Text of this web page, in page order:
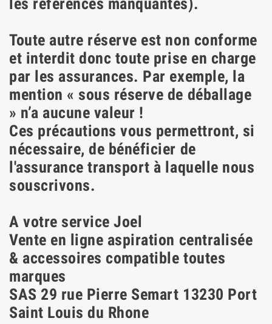
les références manquantes).
Toute autre réserve est non conforme
et interdit donc toute prise en charge
par les assurances. Par exemple, la
mention « sous réserve de déballage
» n’a aucune valeur !
Ces précautions vous permettront, si
nécessaire, de bénéficier de
l'assurance transport à laquelle nous
souscrivons.
A votre service Joel
Vente en ligne aspiration centralisée
& accessoires compatible toutes
marques
SAS 29 rue Pierre Semart 13230 Port
Saint Louis du Rhone